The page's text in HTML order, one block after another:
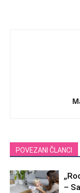
POVEZANI ČLANCI
–